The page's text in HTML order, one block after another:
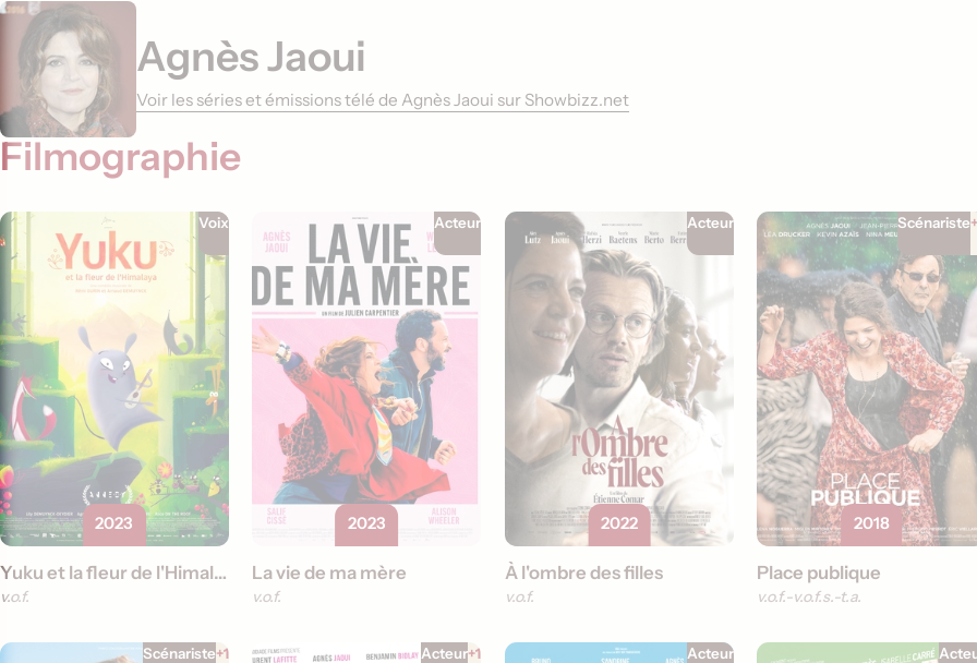
Agnès Jaoui
Voir les séries et émissions télé de Agnès Jaoui sur Showbizz.net
Filmographie
Voix
2023
Yuku et la fleur de l'Himalaya
v.o.f.
Acteur
2023
La vie de ma mère
v.o.f.
Acteur
2022
À l'ombre des filles
v.o.f.
Scénariste
2018
Place publique
v.o.f. v.o.f.s.-t.a.
Scénariste+1 Acteur+1 Acteur